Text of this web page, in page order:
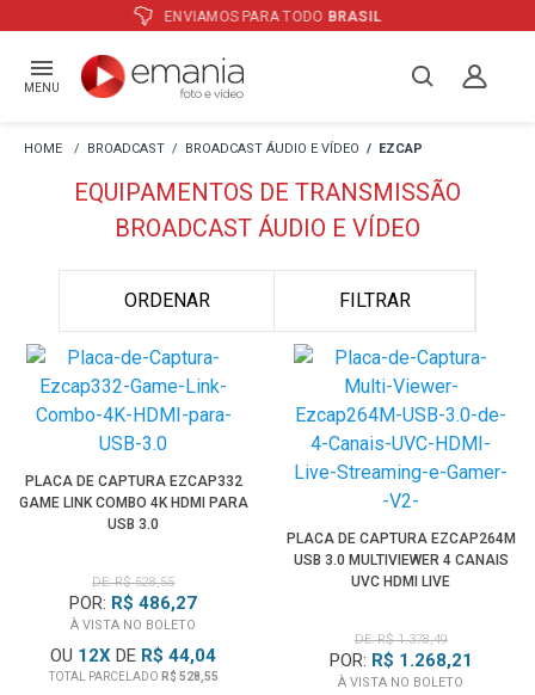
ATÉ12XE PREÇO ESPECIALNO BOLETO
MENU
BROADCAST BROADCAST ÁUDIO E VÍDEO EZCAP
EQUIPAMENTOS DE TRANSMISSÃO
BROADCAST ÁUDIO E VÍDEO
ORDENAR FILTRAR
PLACA DE CAPTURA EZCAP332
GAME LINK COMBO 4K HDMI PARA
USB 3.0
DE: R$ 528,55
POR: R$ 486,27
À VISTA NO BOLETO
OU 12X DE R$ 44,04
TOTAL PARCELADO R$ 528,55
PLACA DE CAPTURA EZCAP264M
USB 3.0 MULTIVIEWER 4 CANAIS
UVC HDMI LIVE
DE: R$ 1.378,49
POR: R$ 1.268,21
À VISTA NO BOLETO